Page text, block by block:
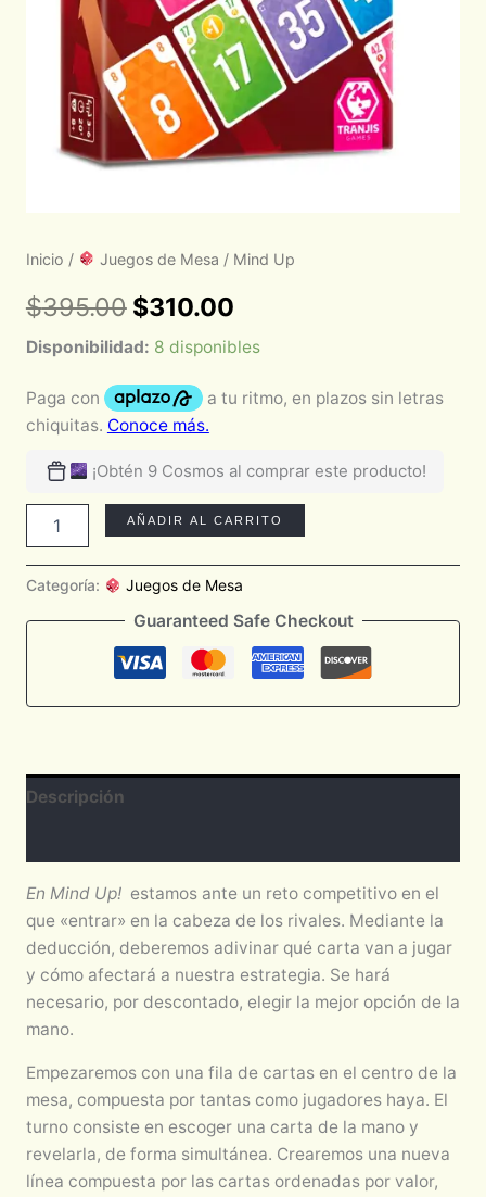
Inicio / Juegos de Mesa / Mind Up
$395.00 $310.00
Disponibilidad: 8 disponibles
¡Obtén 9 Cosmos al comprar este producto!
AÑADIR AL CARRITO
Categoría: Juegos de Mesa
Guaranteed Safe Checkout
Descripción
En Mind Up!estamos ante un reto competitivo en el
que «entrar» en la cabeza de los rivales. Mediante la
deducción, deberemos adivinar qué carta van a jugar
y cómo afectará a nuestra estrategia. Se hará
necesario, por descontado, elegir la mejor opción de la
mano.
Empezaremos con una fila de cartas en el centro de la
mesa, compuesta por tantas como jugadores haya. El
turno consiste en escoger una carta de la mano y
revelarla, de forma simultánea. Crearemos una nueva
línea compuesta por las cartas ordenadas por valor,